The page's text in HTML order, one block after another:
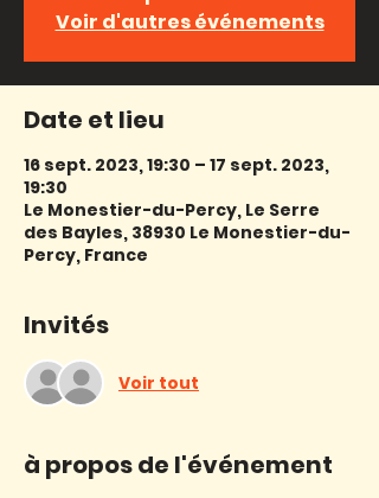
Voir d'autres événements
Date et lieu
16 sept. 2023, 19:30 – 17 sept. 2023,
19:30
Le Monestier-du-Percy, Le Serre
des Bayles, 38930 Le Monestier-du-
Percy, France
Invités
Voir tout
à propos de l'événement